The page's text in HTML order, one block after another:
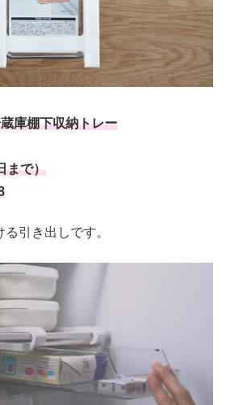
庫棚下収納トレー
まで）
引き出しです。